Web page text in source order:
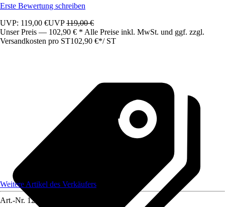
Erste Bewertung schreiben
UVP: 119,00 €UVP119,00 €
Unser Preis — 102,90 € * Alle Preise inkl. MwSt. und ggf. zzgl.
Versandkosten pro ST102,90 €*/ ST
Weitere Artikel des Verkäufers
Art.-Nr. 12583391